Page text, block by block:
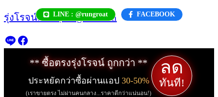
Skip
to
LINE : @rungroat FACEBOOK
รุ่งโรจน์.com | rungroat.com
** ซื้อตรงรุ่งโรจน์ ถูกกว่า **
ประหยัดกว่าซื้อผ่านแอป 30-50%
(เราขายตรง ไม่ผ่านคนกลาง...ราคาดีกว่าแน่นอน!)
ลด
ทันที!